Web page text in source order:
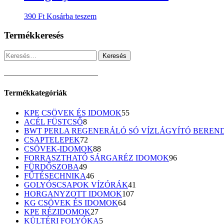
390 Ft Kosárba teszem
Termékkeresés
Keresés:
...............................................
Termékkategóriák
KPE CSÖVEK ÉS IDOMOK5555
ACÉL FÜSTCSŐ88
termék
BWT PERLA REGENERÁLÓ SÓ VÍZLÁGYÍTÓ
CSAPTELEPEK72
termék
CSÖVEK-IDOMOK8888
termék
FORRASZTHATÓ SÁRGARÉZ IDOMOK9696
FÜRDŐSZOBA4949
termék
FŰTÉSECHNIKA4646
termék
GOLYÓSCSAPOK VÍZÓRÁK41
HORGANYZOTT IDOMOK107107
KG CSÖVEK ÉS IDOMOK6464
KPE RÉZIDOMOK2727
termék
KÜLTÉRI FOLYÓKA55